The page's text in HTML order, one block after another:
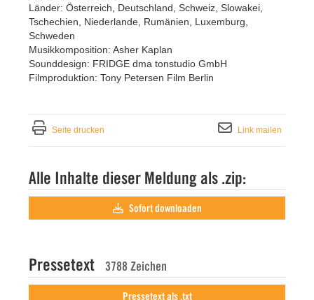
Länder: Österreich, Deutschland, Schweiz, Slowakei,
Tschechien, Niederlande, Rumänien, Luxemburg,
Schweden
Musikkomposition: Asher Kaplan
Sounddesign: FRIDGE dma tonstudio GmbH
Filmproduktion: Tony Petersen Film Berlin
Seite drucken Link mailen
Alle Inhalte dieser Meldung als .zip:
Sofort downloaden
Pressetext 3788 Zeichen
Pressetext als .txt